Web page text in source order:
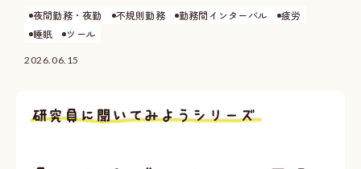
夜間勤務・夜勤 不規則勤務 勤務間インターバル
疲労
睡眠
ツール
2026.06.15